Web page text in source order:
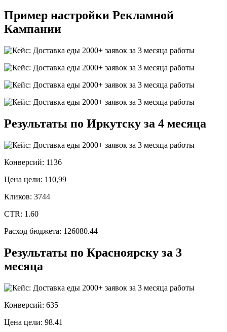
Пример настройки Рекламной
Кампании
Результаты по Иркутску за 4 месяца
Конверсий: 1136
Цена цели: 110,99
Кликов: 3744
CTR: 1.60
Расход бюджета: 126080.44
Результаты по Красноярску за 3
месяца
Конверсий: 635
Цена цели: 98.41